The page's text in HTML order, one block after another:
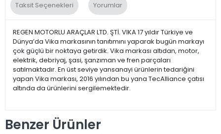
Taksit Seçenekleri Yorumlar
REGEN MOTORLU ARAÇLAR LTD. ŞTİ. VIKA 17 yıldır Türkiye ve
Dünya’da Vika markasının tanıtımını yaparak bugün markayı
çok güçlü bir noktaya getirdik. Vika markası altıdan, motor,
elektrik, debriyaj, şasi, şanzıman ve fren parçaları
satılmaktadır. En üst seviye yansanayi ürünlerin tedariğini
yapan Vika markası, 2016 yılından bu yana TecAlliance çatısı
altında da ürünlerini sergilemektedir.
Benzer Ürünler